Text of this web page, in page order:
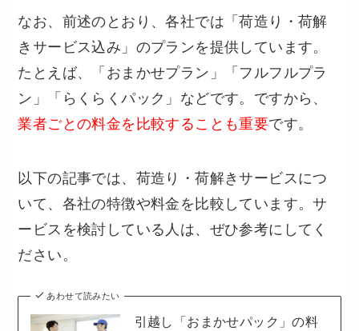
なお、前述のとおり、各社では「荷造り・荷解
きサービス込み」のプランを提供しています。
たとえば、「おまかせプラン」「フルフルプラ
ン」「らくらくパック」などです。ですから、
業者ごとの料金を比較することも重要です。
以下の記事では、荷造り・荷解きサービスにつ
いて、各社の特徴や料金を比較しています。サ
ービスを検討している人は、ぜひ参考にしてく
ださい。
あわせて読みたい
引越し「おまかせパック」の料